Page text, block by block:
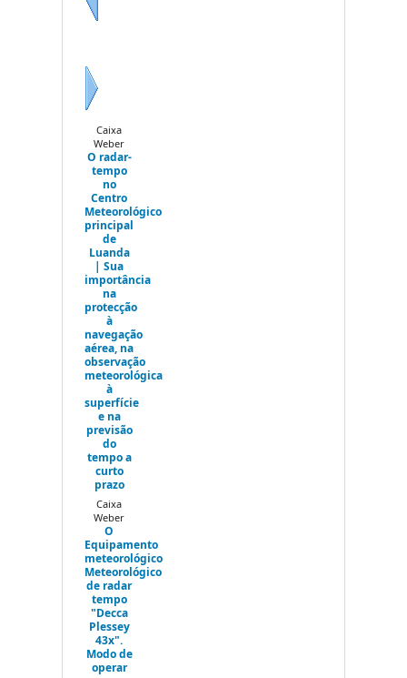
Caixa
Weber
O radar-
tempo
no
Centro
Meteorológico
principal
de
Luanda
| Sua
importância
na
protecção
à
navegação
aérea, na
observação
meteorológica
à
superfície
e na
previsão
do
tempo a
curto
prazo
Caixa
Weber
O
Equipamento
meteorológico
Meteorológico
de radar
tempo
"Decca
Plessey
43x".
Modo de
operar